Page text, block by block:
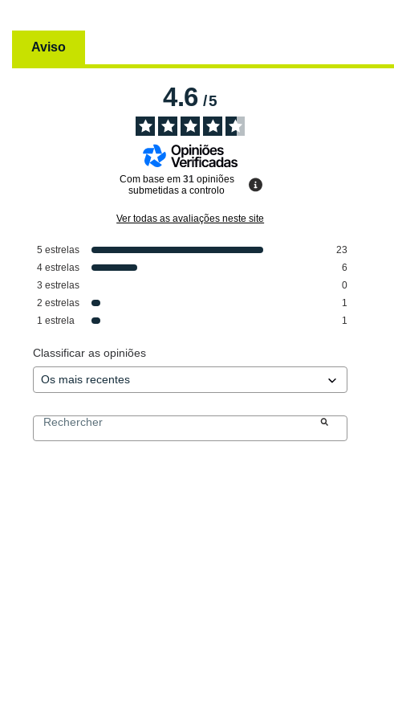
Aviso
4.6/5
Com base em 31 opiniões
submetidas a controlo
Ver todas as avaliações neste site
5 estrelas
23
4 estrelas
6
3 estrelas
0
2 estrelas
1
1 estrela 1
Classificar as opiniões